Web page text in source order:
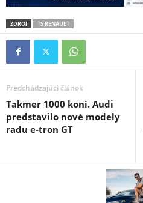
ZDROJ TS RENAULT
Predchádzajúci článok
Takmer 1000 koní. Audi
predstavilo nové modely
radu e-tron GT